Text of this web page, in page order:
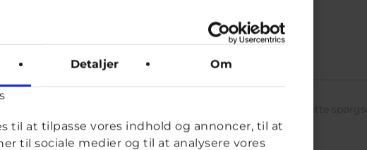
Detaljer Om
til at tilpasse vores indhold og annoncer, til at
til sociale medier og til at analysere vores
har svaret på dette